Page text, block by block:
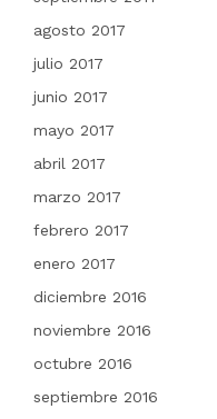
agosto 2017
julio 2017
junio 2017
mayo 2017
abril 2017
marzo 2017
febrero 2017
enero 2017
diciembre 2016
noviembre 2016
octubre 2016
septiembre 2016